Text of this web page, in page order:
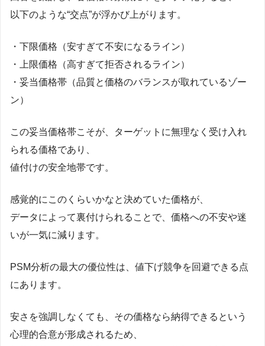
以下のような“交点”が浮かび上がります。
・下限価格（安すぎて不安になるライン）
・上限価格（高すぎて拒否されるライン）
・妥当価格帯（品質と価格のバランスが取れているゾー
ン）
この妥当価格帯こそが、ターゲットに無理なく受け入れ
られる価格であり、
値付けの安全地帯です。
感覚的にこのくらいかなと決めていた価格が、
データによって裏付けられることで、価格への不安や迷
いが一気に減ります。
PSM分析の最大の優位性は、値下げ競争を回避できる点
にあります。
安さを強調しなくても、その価格なら納得できるという
心理的合意が形成されるため、